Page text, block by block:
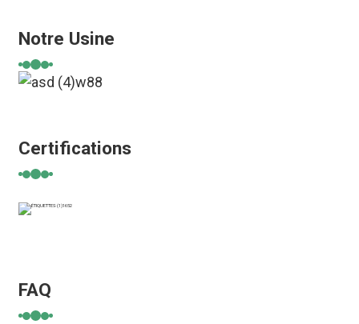
Notre Usine
Certifications
FAQ